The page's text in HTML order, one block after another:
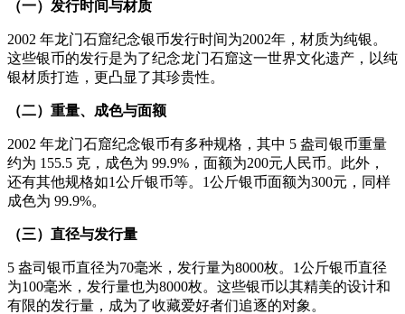
（一）发行时间与材质
2002 年龙门石窟纪念银币发行时间为2002年，材质为纯银。
这些银币的发行是为了纪念龙门石窟这一世界文化遗产，以纯
银材质打造，更凸显了其珍贵性。
（二）重量、成色与面额
2002 年龙门石窟纪念银币有多种规格，其中 5 盎司银币重量
约为 155.5 克，成色为 99.9%，面额为200元人民币。此外，
还有其他规格如1公斤银币等。1公斤银币面额为300元，同样
成色为 99.9%。
（三）直径与发行量
5 盎司银币直径为70毫米，发行量为8000枚。1公斤银币直径
为100毫米，发行量也为8000枚。这些银币以其精美的设计和
有限的发行量，成为了收藏爱好者们追逐的对象。